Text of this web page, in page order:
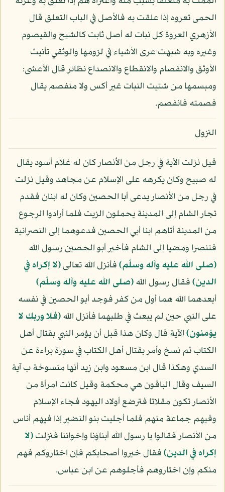
الحمى تعروه إذا علقت به فالأصل في الباب التعلق قال
الأزهري العروة كل نبات له أصل ثابت كالشيح والقيصوم
وغيره وبه شبهت عرى الأشياء في لزومها والوثقي تأنيث
الأوثق والانفصام والانقطاع والانصداع نظائر قال الأعشى:
ومبسمها من شتيت النبات غير أكس ولا منفصم يقال
فصمته فانفصم.
النزول
قيل نزلت الآية في رجل من الأنصار كان له غلام أسود يقال
له صبيح وكان يكرهه على الإسلام عن مجاهد وقيل نزلت
في رجل من الأنصار يدعى أبا الحصين وكان له ابنان فقدم
تجار الشام إلى المدينة يحملون الزيت فلما أرادوا الرجوع
من المدينة أتاهم ابنا أبي الحصين فدعوهما إلى النصرانية
فتنصرا ومضيا إلى الشام فأخبر أبو الحصين رسول الله
(صلى الله عليه وآله وسلّم)فأنزل الله تعالى﴿لا إكراه في
الدين﴾فقال رسول الله(صلى الله عليه وآله وسلّم)
أبعدهما الله هما أول من كفر فوجد أبو الحصين في نفسه
على النبي حين لم يبعث في طلبهما فأنزل الله﴿فلا وربك لا
يؤمنون﴾الآية قال وكان هذا قبل أن يؤمر النبي بقتال أهل
الكتاب ثم نسخ وأمر بقتال أهل الكتاب في سورة براءة عن
السدي وهكذا قال ابن مسعود وابن زيد أنها منسوخة ب آية
السيف وقال الباقون هي محكمة وقيل كانت امرأة من
الأنصار تكون مقلاتا فترضع أولاد اليهود فجاء الإسلام
وفيهم جماعة منهم فلما أجليت بنو النضير إذا فيهم أناس
من الأنصار فقالوا يا رسول الله أبناؤنا وإخواننا فنزلت﴿لا
إكراه في الدين﴾فقال خيروا أصحابكم فإن اختاروكم فهم
منكم وإن اختاروهم فأجلوهم عن ابن عباس.